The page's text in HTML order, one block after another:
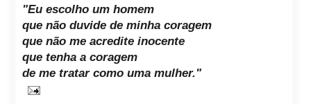
"Eu escolho um homem
que não duvide de minha coragem
que não me acredite inocente
que tenha a coragem
de me tratar como uma mulher."